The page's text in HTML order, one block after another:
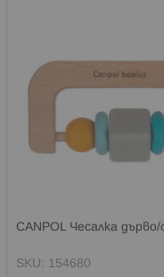
CANPOL Чесалка дърво/
SKU: 154680